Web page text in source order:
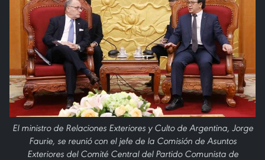
El ministro de Relaciones Exteriores y Culto de Argentina, Jorge
Faurie, se reunió con el jefe de la Comisión de Asuntos
Exteriores del Comité Central del Partido Comunista de